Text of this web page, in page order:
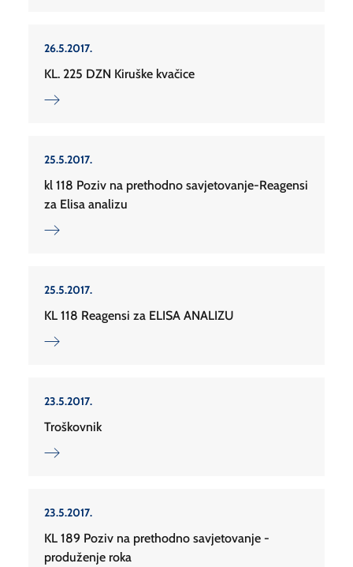
26.5.2017.
KL. 225 DZN Kiruške kvačice
25.5.2017.
kl 118 Poziv na prethodno savjetovanje-Reagensi
za Elisa analizu
25.5.2017.
KL 118 Reagensi za ELISA ANALIZU
23.5.2017.
Troškovnik
23.5.2017.
KL 189 Poziv na prethodno savjetovanje -
produženje roka